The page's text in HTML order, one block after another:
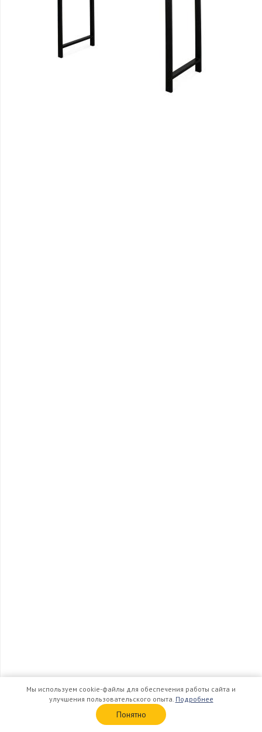
Мы используем cookie-файлы для обеспечения работы сайта и
улучшения пользовательского опыта. Подробнее
Понятно